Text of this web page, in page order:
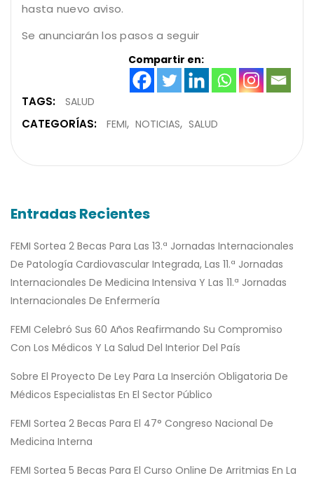
hasta nuevo aviso.
Se anunciarán los pasos a seguir
Compartir en:
TAGS: SALUD
CATEGORÍAS: FEMI NOTICIAS SALUD
Entradas Recientes
FEMI Sortea 2 Becas Para Las 13.ª Jornadas Internacionales
De Patología Cardiovascular Integrada, Las 11.ª Jornadas
Internacionales De Medicina Intensiva Y Las 11.ª Jornadas
Internacionales De Enfermería
FEMI Celebró Sus 60 Años Reafirmando Su Compromiso
Con Los Médicos Y La Salud Del Interior Del País
Sobre El Proyecto De Ley Para La Inserción Obligatoria De
Médicos Especialistas En El Sector Público
FEMI Sortea 2 Becas Para El 47° Congreso Nacional De
Medicina Interna
FEMI Sortea 5 Becas Para El Curso Online De Arritmias En La